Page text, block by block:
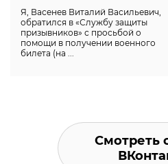
Я, Васенев Виталий Васильевич,
обратился в «Службу защиты
призывников» с просьбой о
помощи в получении военного
билета (на ...
Смотреть